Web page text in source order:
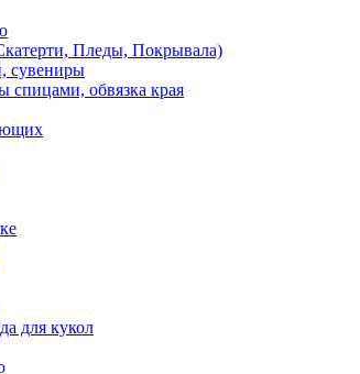
Пледы, Покрывала)
сувениры
обвязка края
для кукол